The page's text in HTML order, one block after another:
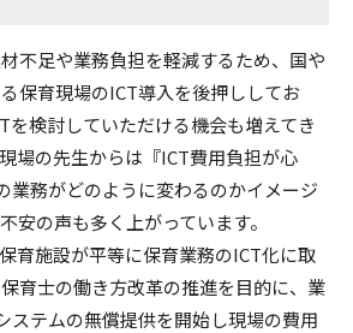
不足や業務負担を軽減するため、国や
保育現場のICT導入を後押ししてお
を検討していただける機会も増えてき
場の先生からは『ICT費用負担が心
業務がどのように変わるのかイメージ
安の声も多く上がっています。
育施設が平等に保育業務のICT化に取
育士の働き方改革の推進を目的に、業
ステムの無償提供を開始し現場の費用